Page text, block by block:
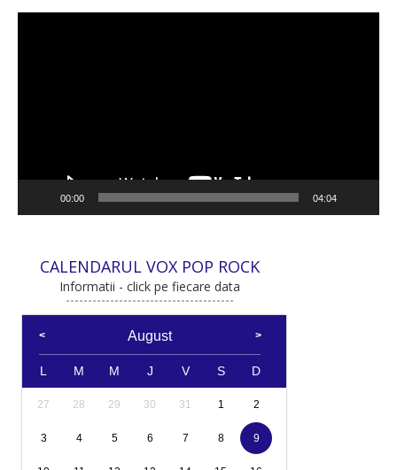
00:00 04:04
CALENDARUL VOX POP ROCK
Informatii - click pe fiecare data
August
L M M J V S D
27 28 29 30 31 1 2
3 4 5 6 7 8 9